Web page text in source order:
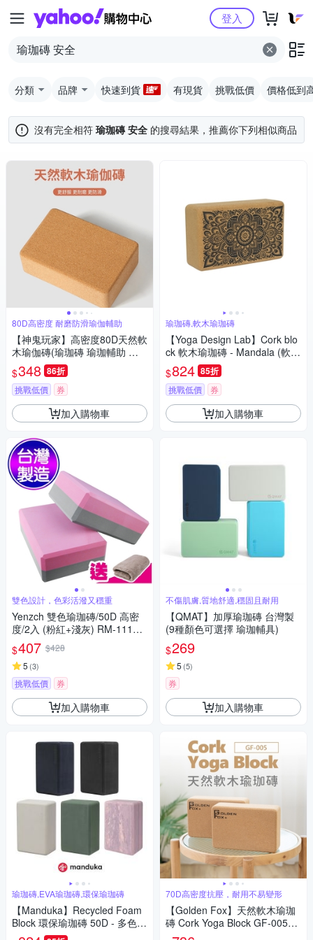
Yahoo購物中心登入
分類 品牌 快速到貨 有現貨 挑戰低價 價格低到
沒有完全相符 瑜珈磚 安全 的搜尋結果，推薦你下列相似商品
80D高密度 耐磨防滑瑜伽輔助
【神鬼玩家】高密度80D天然軟
木瑜伽磚(瑜珈磚 瑜珈輔助 原
料SGS檢驗合格嚴選正品)
$348 86折
挑戰低價 券
加入購物車
雙色設計，色彩活潑又穩重
Yenzch 雙色瑜珈磚/50D 高密
度/2入 (粉紅+淺灰) RM-11140
台灣製《送攜帶型小方巾》
$407 $428
5 (3)
挑戰低價 券
加入購物車
瑜珈磚,EVA瑜珈磚,環保瑜珈磚
【Manduka】Recycled Foam
Block 環保瑜珈磚 50D - 多色可
選 (EVA瑜珈磚)
瑜珈磚,軟木瑜珈磚
【Yoga Design Lab】Cork blo
ck 軟木瑜珈磚 - Mandala (軟木
瑜珈磚1入)
$824 85折
挑戰低價 券
加入購物車
不傷肌膚,質地舒適,穩固且耐用
【QMAT】加厚瑜珈磚 台灣製
(9種顏色可選擇 瑜珈輔具)
$269
5 (5)
券
加入購物車
70D高密度抗壓，耐用不易變形
【Golden Fox】天然軟木瑜珈
磚 Cork Yoga Block GF-005
(二入組)